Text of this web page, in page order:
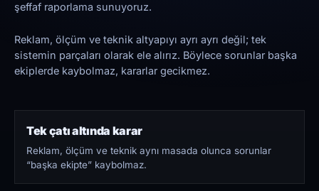
şeffaf raporlama sunuyoruz.
Reklam, ölçüm ve teknik altyapıyı ayrı ayrı değil; tek
sistemin parçaları olarak ele alırız. Böylece sorunlar başka
ekiplerde kaybolmaz, kararlar gecikmez.
Tek çatı altında karar
Reklam, ölçüm ve teknik aynı masada olunca sorunlar
“başka ekipte” kaybolmaz.